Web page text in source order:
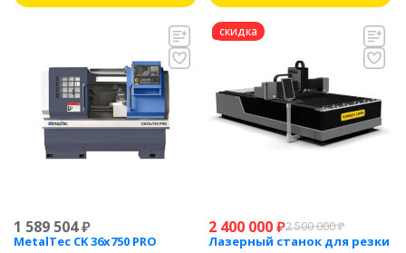
1 589 504₽
MetalTec CK 36x750 PRO
скидка
2 400 000₽2 500 000₽
Лазерный станок для резки